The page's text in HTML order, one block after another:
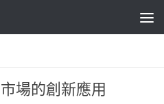
場的創新應用